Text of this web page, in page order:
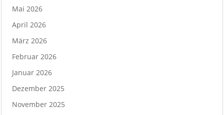
Mai 2026
April 2026
März 2026
Februar 2026
Januar 2026
Dezember 2025
November 2025